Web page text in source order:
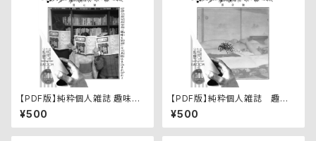
【PDF版】純粋個人雑誌 趣味と
実益 第七號
¥500
【PDF版】純粋個人雑誌 趣味
と実益 第壹號
¥500